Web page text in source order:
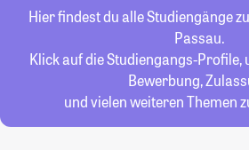
Hier findest du alle Studiengänge
Passau.
Klick auf die Studiengangs-Profile,
Bewerbung,
und vielen weiteren Themen